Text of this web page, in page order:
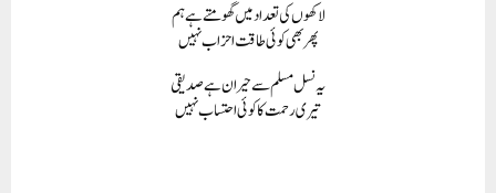
لاکھوں کی تعداد میں گھومتے ہے ہم
پھر بھی کوئی طاقت احزاب نہیں
یہ نسل مسلم سے حیران ہے صدیقی
تیری رحمت کا کوئی ا حتساب نہیں